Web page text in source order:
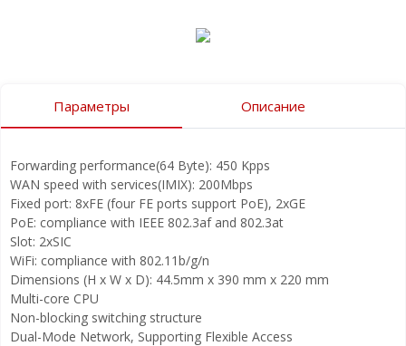
Параметры Описание
Forwarding performance(64 Byte): 450 Kpps
WAN speed with services(IMIX): 200Mbps
Fixed port: 8xFE (four FE ports support PoE), 2xGE
PoE: compliance with IEEE 802.3af and 802.3at
Slot: 2xSIC
WiFi: compliance with 802.11b/g/n
Dimensions (H x W x D): 44.5mm x 390 mm x 220 mm
Multi-core CPU
Non-blocking switching structure
Dual-Mode Network, Supporting Flexible Access